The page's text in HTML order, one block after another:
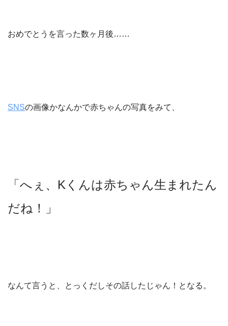
おめでとうを言った数ヶ月後……
SNSの画像かなんかで赤ちゃんの写真をみて、
「へぇ、Kくんは赤ちゃん生まれたん
だね！」
なんて言うと、とっくだしその話したじゃん！となる。